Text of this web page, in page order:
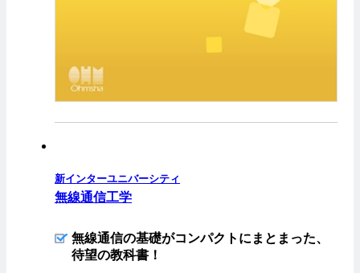
新インターユニバーシティ
無線通信工学
無線通信の基礎がコンパクトにまとまった、
待望の教科書！